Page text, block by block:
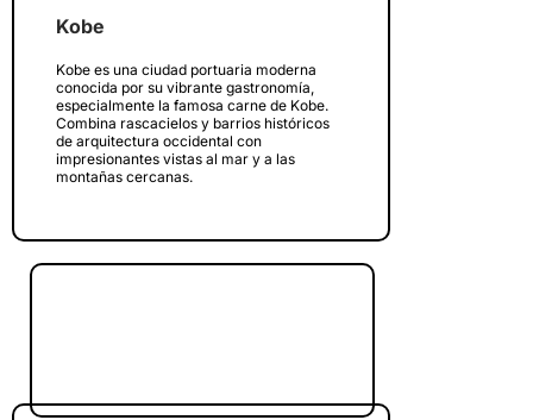
Kobe
Kobe es una ciudad portuaria moderna
conocida por su vibrante gastronomía,
especialmente la famosa carne de Kobe.
Combina rascacielos y barrios históricos
de arquitectura occidental con
impresionantes vistas al mar y a las
montañas cercanas.